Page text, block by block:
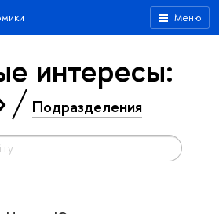
Меню
интересы:
Подразделения